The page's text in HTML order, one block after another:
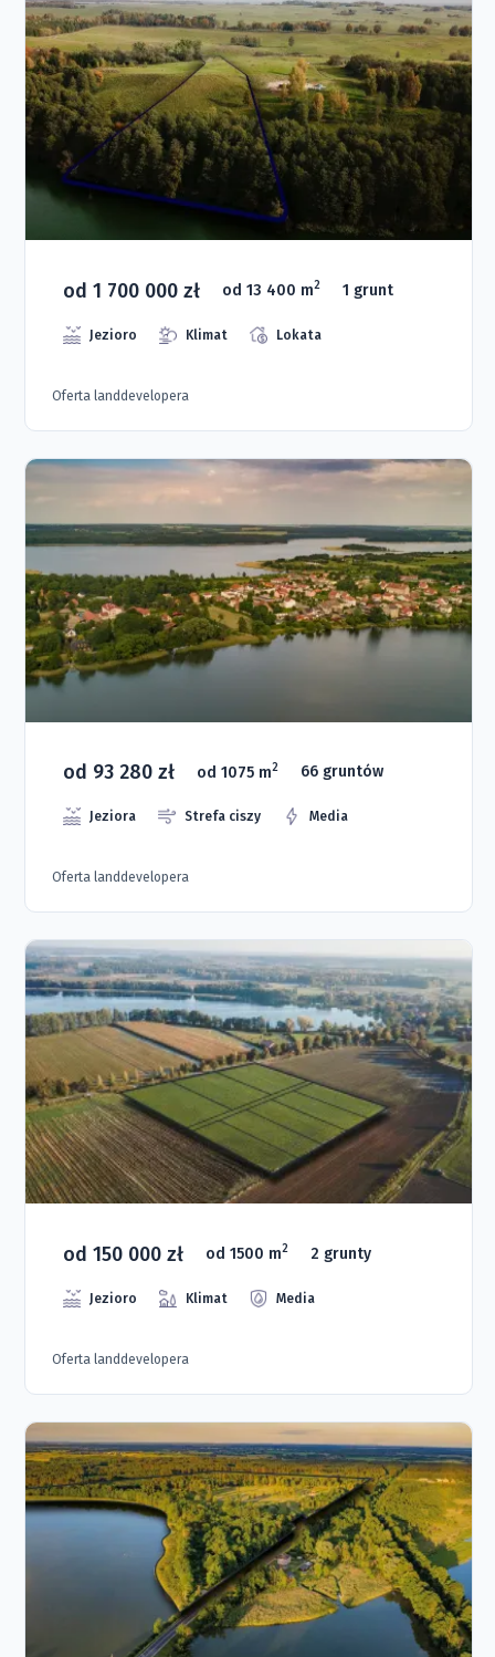
od 1 700 000 zł od 13 400 m2 1 grunt
Jezioro Klimat Lokata
Oferta landdevelopera
od 93 280 zł od 1075 m2 66 gruntów
Jeziora Strefa ciszy Media
Oferta landdevelopera
od 150 000 zł od 1500 m2 2 grunty
Jezioro Klimat Media
Oferta landdevelopera